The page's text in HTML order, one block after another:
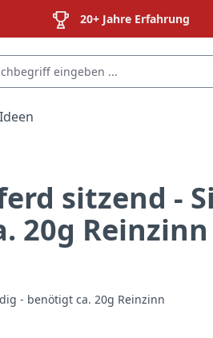
20+ Jahre Erfahrung
sitzend -
20g Reinzinn